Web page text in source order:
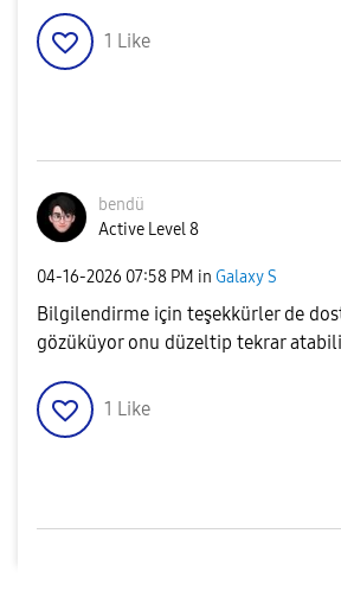
1 Like
bendü
Active Level 8
‎04-16-2026 07:58 PM in Galaxy S
Bilgilendirme için teşekkürler de
gözüküyor onu düzeltip tekrar
1 Like